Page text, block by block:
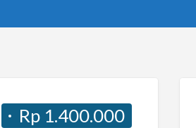
Rp 1.400.000